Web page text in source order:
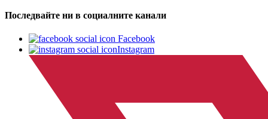
Последвайте ни в социалните канали
Facebook
Instagram